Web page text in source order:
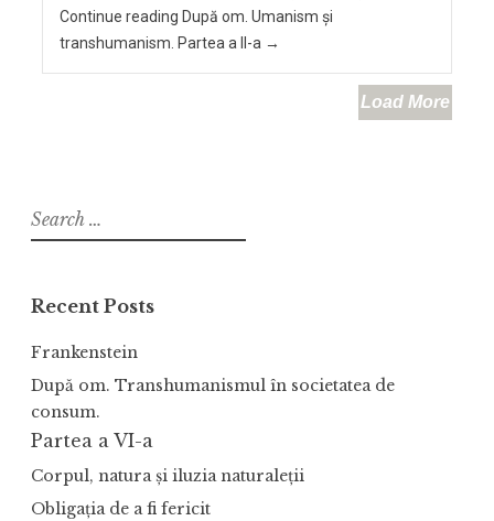
Continue reading După om. Umanism și
transhumanism. Partea a II-a →
Load More
Recent Posts
Frankenstein
După om. Transhumanismul în societatea de
consum.
Partea a VI-a
Corpul, natura și iluzia naturaleții
Obligația de a fi fericit